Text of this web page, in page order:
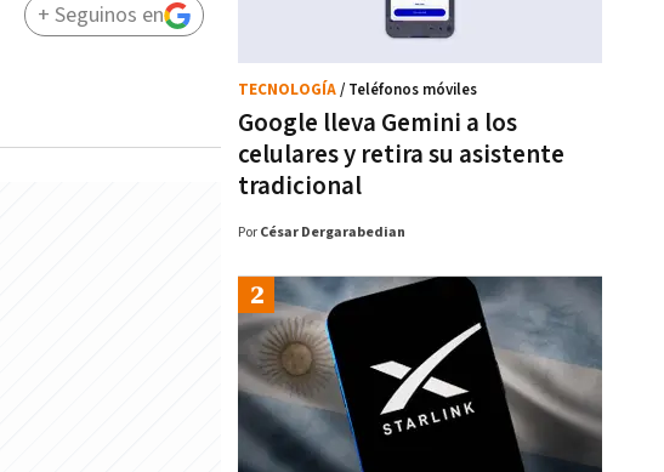
+ Seguinos en
Google lleva Gemini a los
celulares y retira su asistente
tradicional
TECNOLOGÍA/ Teléfonos móviles
Por César Dergarabedian